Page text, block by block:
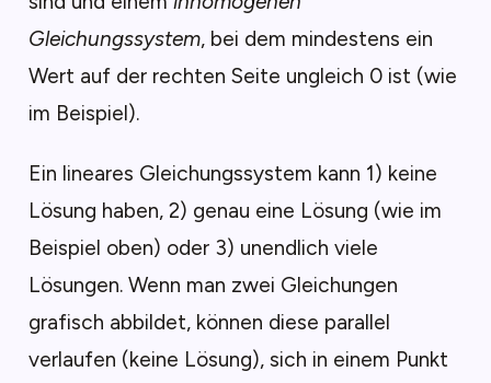
Gleichungssystem, bei dem mindestens ein
Wert auf der rechten Seite ungleich 0 ist (wie
im Beispiel).
Ein lineares Gleichungssystem kann 1) keine
Lösung haben, 2) genau eine Lösung (wie im
Beispiel oben) oder 3) unendlich viele
Lösungen. Wenn man zwei Gleichungen
grafisch abbildet, können diese parallel
verlaufen (keine Lösung), sich in einem Punkt